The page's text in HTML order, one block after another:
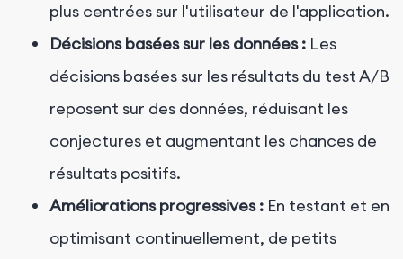
plus centrées sur l'utilisateur de l'application.
Décisions basées sur les données : Les
décisions basées sur les résultats du test A/B
reposent sur des données, réduisant les
conjectures et augmentant les chances de
résultats positifs.
Améliorations progressives : En testant et en
optimisant continuellement, de petits